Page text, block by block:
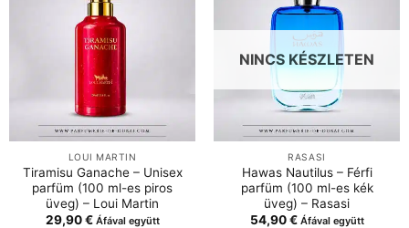
LOUI MARTIN
Tiramisu Ganache – Unisex
parfüm (100 ml-es piros
üveg) – Loui Martin
29,90€ Áfával együtt
NINCS KÉSZLETEN
RASASI
Hawas Nautilus – Férfi
parfüm (100 ml-es kék
üveg) – Rasasi
54,90€ Áfával együtt